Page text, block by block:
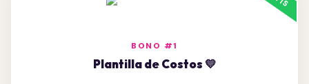
BONO #1
Plantilla de Costos 💛